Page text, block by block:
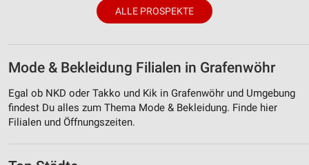
ALLE PROSPEKTE
Mode & Bekleidung Filialen in Grafenwöhr
Egal ob NKD oder Takko und Kik in Grafenwöhr und Umgebung
findest Du alles zum Thema Mode & Bekleidung. Finde hier
Filialen und Öffnungszeiten.